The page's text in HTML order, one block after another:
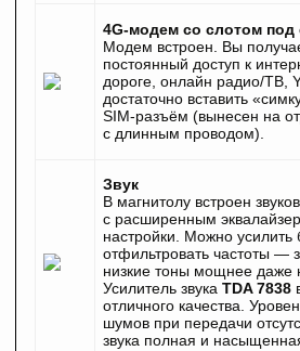
4G-модем со слотом под
Модем встроен. Вы
постоянный доступ к
дороге, онлайн радио/ТВ,
достаточно вставить
SIM-разъём (вынесен на
с длинным проводом).
Звук
В магнитолу встроен
с расширенным
настройки. Можно усилить
отфильтровать частоты —
низкие тоны мощнее даже
Усилитель звука TDA 7838
отличного качества.
шумов при передачи
звука полная и